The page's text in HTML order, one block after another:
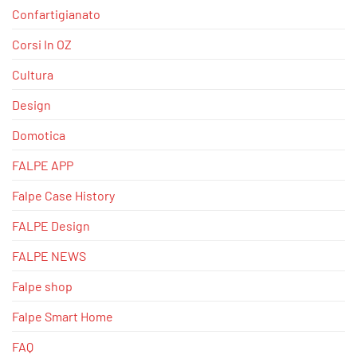
Confartigianato
Corsi In OZ
Cultura
Design
Domotica
FALPE APP
Falpe Case History
FALPE Design
FALPE NEWS
Falpe shop
Falpe Smart Home
FAQ